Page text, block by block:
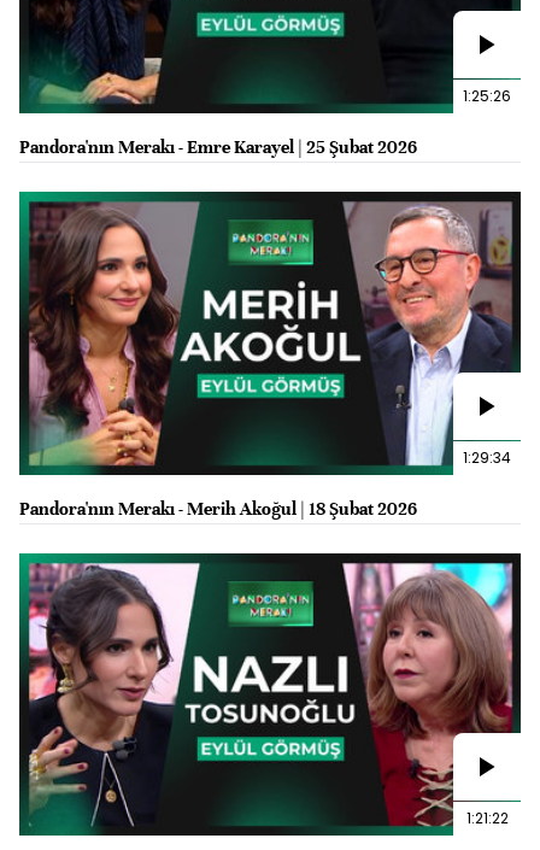
1:25:26
Pandora'nın Merakı - Emre Karayel | 25 Şubat 2026
1:29:34
Pandora'nın Merakı - Merih Akoğul | 18 Şubat 2026
1:21:22